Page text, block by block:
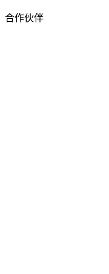
合作伙伴